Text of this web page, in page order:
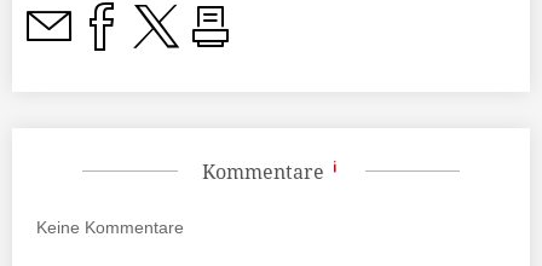
Kommentare
Keine Kommentare